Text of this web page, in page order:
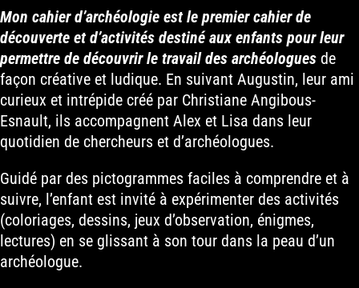
Mon cahier d’archéologie est le premier cahier de
découverte et d’activités destiné aux enfants pour leur
permettre de découvrir le travail des archéologuesde
façon créative et ludique. En suivant Augustin, leur ami
curieux et intrépide créé par Christiane Angibous-
Esnault, ils accompagnent Alex et Lisa dans leur
quotidien de chercheurs et d’archéologues.
Guidé par des pictogrammes faciles à comprendre et à
suivre, l’enfant est invité à expérimenter des activités
(coloriages, dessins, jeux d’observation, énigmes,
lectures) en se glissant à son tour dans la peau d’un
archéologue.